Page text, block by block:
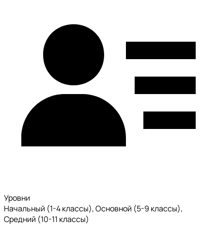
Уровни
Начальный (1-4 классы), Основной (5-9 классы),
Средний (10-11 классы)